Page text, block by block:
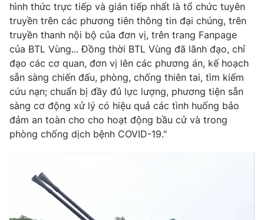
hình thức trực tiếp và gián tiếp nhất là tổ chức tuyên
truyền trên các phương tiên thông tin đại chúng, trên
truyền thanh nội bộ của đơn vị, trên trang Fanpage
của BTL Vùng... Đồng thời BTL Vùng đã lãnh đạo, chỉ
đạo các cơ quan, đơn vị lên các phương án, kế hoạch
sẵn sàng chiến đấu, phòng, chống thiên tai, tìm kiếm
cứu nạn; chuẩn bị đầy đủ lực lượng, phương tiện sẵn
sàng cơ động xử lý có hiệu quả các tình huống bảo
đảm an toàn cho cho hoạt động bầu cử và trong
phòng chống dịch bệnh COVID-19."